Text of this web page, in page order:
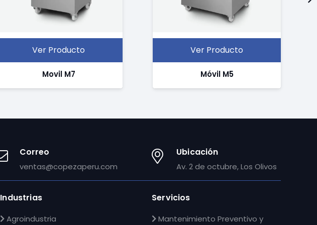
Ver Producto
Movil M7
Ver Producto
Móvil M5
Correo
ventas@copezaperu.com
Ubicación
Av. 2 de octubre, Los Olivos
Industrias
Agroindustria
Servicios
Mantenimiento Preventivo y